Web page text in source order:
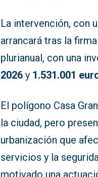
La intervención, con
arrancará tras la
plurianual, con una
2026 y 1.531.001
El polígono Casa
la ciudad, pero
urbanización que
servicios y la
motivado una